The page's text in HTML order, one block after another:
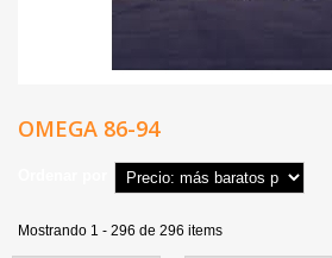
OMEGA 86-94
Mostrando 1 - 296 de 296 items